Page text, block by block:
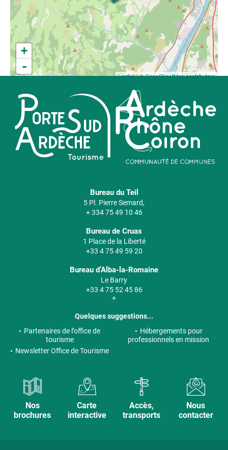
+
-
Leaflet| ©OpenStreetMapcontributors
Bureau du Teil
5 Pl. Pierre Semard,
+ 334 75 49 10 46
Bureau de Cruas
1 Place de la Liberté
+33 4 75 49 59 20
Bureau d’Alba-la-Romaine
Le Barry
+33 4 75 52 45 86
+
Quelques suggestions...
Partenaires de l’office de
tourisme
Hébergements pour
professionnels en mission
Newsletter Office de Tourisme
Nos
brochures
Carte
interactive
Accès,
transports
Nous
contacter